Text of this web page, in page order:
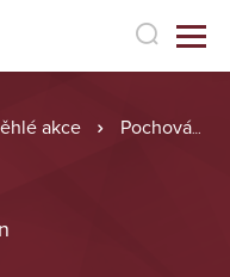
akce Pochování basy